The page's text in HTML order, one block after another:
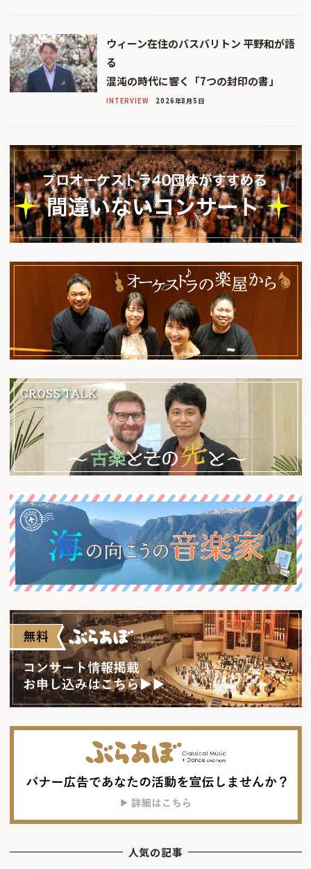
ウィーン在住のバスバリトン 平野和が語
る
混沌の時代に響く「7つの封印の書」
INTERVIEW 2026年8月5日
人気の記事